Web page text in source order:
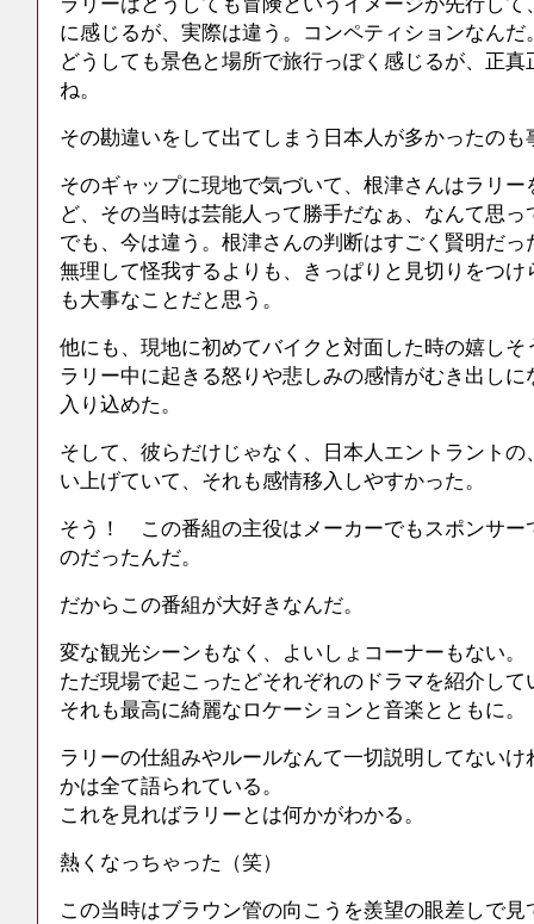
に感じるが、実際は違う。コンペティションなん
どうしても景色と場所で旅行っぽく感じるが、正
ね。
その勘違いをして出てしまう日本人が多かったのも
そのギャップに現地で気づいて、根津さんはラリ
ど、その当時は芸能人って勝手だなぁ、なんて思っ
でも、今は違う。根津さんの判断はすごく賢明だっ
無理して怪我するよりも、きっぱりと見切りをつ
も大事なことだと思う。
他にも、現地に初めてバイクと対面した時の嬉しそ
ラリー中に起きる怒りや悲しみの感情がむき出し
入り込めた。
そして、彼らだけじゃなく、日本人エントラント
い上げていて、それも感情移入しやすかった。
そう！ この番組の主役はメーカーでもスポンサー
のだったんだ。
だからこの番組が大好きなんだ。
変な観光シーンもなく、よいしょコーナーもない。
ただ現場で起こったどそれぞれのドラマを紹介して
それも最高に綺麗なロケーションと音楽とともに。
ラリーの仕組みやルールなんて一切説明してない
かは全て語られている。
これを見ればラリーとは何かがわかる。
熱くなっちゃった（笑）
この当時はブラウン管の向こうを羨望の眼差しで